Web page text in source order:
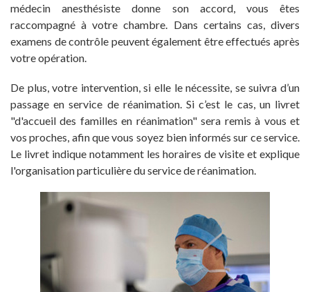
médecin anesthésiste donne son accord, vous êtes
raccompagné à votre chambre. Dans certains cas, divers
examens de contrôle peuvent également être effectués après
votre opération.
De plus, votre intervention, si elle le nécessite, se suivra d’un
passage en service de réanimation. Si c’est le cas, un livret
"d'accueil des familles en réanimation" sera remis à vous et
vos proches, afin que vous soyez bien informés sur ce service.
Le livret indique notamment les horaires de visite et explique
l'organisation particulière du service de réanimation.